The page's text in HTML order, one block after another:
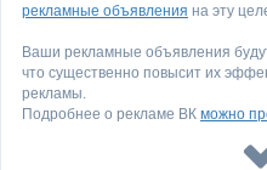
рекламные объявления на эту
Ваши рекламные объявления
что существенно повысит их
рекламы.
Подробнее о рекламе ВК можно